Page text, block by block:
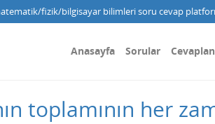
fizik/bilgisayar bilimleri soru cevap
Anasayfa Sorular
toplamının her